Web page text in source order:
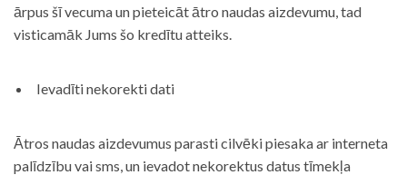
ārpus šī vecuma un pieteicāt ātro naudas aizdevumu, tad
visticamāk Jums šo kredītu atteiks.
Ievadīti nekorekti dati
Ātros naudas aizdevumus parasti cilvēki piesaka ar interneta
palīdzību vai sms, un ievadot nekorektus datus tīmekļa